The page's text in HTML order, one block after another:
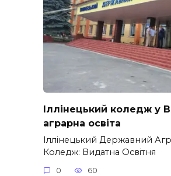
Іллінецький коледж у
аграрна освіта
Іллінецький Державний
Коледж: Видатна Освітня
0 60